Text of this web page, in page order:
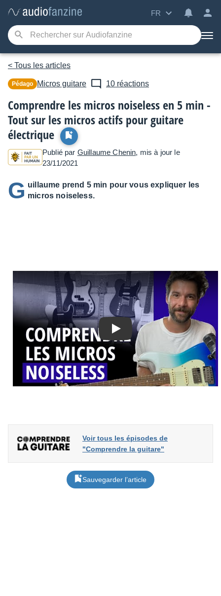
FR
< Tous les articles
Pédago Micros guitare 10 réactions
Comprendre les micros noiseless en 5 min -
Tout sur les micros actifs pour guitare
électrique
Publié par Guillaume Chenin, mis à jour le
23/11/2021
G uillaume prend 5 min pour vous expliquer les
micros noiseless.
Play
Voir tous les épisodes de
"Comprendre la guitare"
Sauvegarder l’article